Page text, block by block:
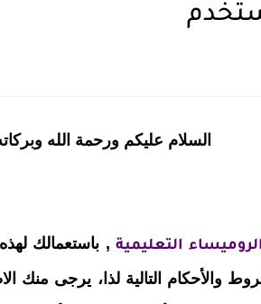
السلام عليكم ورحمة الله
التعليمية, باستعمالك لهذه
والأحكام التالية لذا، يرجى منك